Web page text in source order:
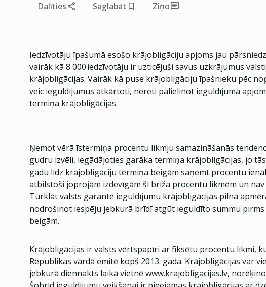
Dalīties Saglabāt Ziņo
Iedzīvotāju īpašumā esošo krājobligāciju apjoms jau
vairāk kā 8 000 iedzīvotāju ir uzticējuši savus uzkrājumus
krājobligācijas. Vairāk kā puse krājobligāciju īpašnieku pēc
veic ieguldījumus atkārtoti, nereti palielinot ieguldījuma
termiņa krājobligācijas.
Ņemot vērā īstermiņa procentu likmju samazināšanās
gudru izvēli, iegādājoties garāka termiņa krājobligācijas, jo
gadu līdz krājobligāciju termiņa beigām saņemt procentu
atbilstoši joprojām izdevīgām šī brīža procentu likmēm un
Turklāt valsts garantē ieguldījumu krājobligācijās pilnā
nodrošinot iespēju jebkurā brīdī atgūt ieguldīto summu
beigām.
Krājobligācijas ir valsts vērtspapīri ar fiksētu procentu likmi,
Republikas vārdā emitē kopš 2013. gada. Krājobligācijas var
jebkurā diennakts laikā vietnē www.krajobligacijas.lv,